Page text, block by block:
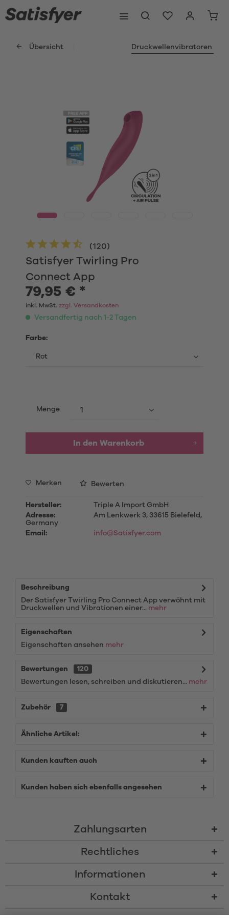
Übersicht Druckwellenvibratoren
Satisfyer Twirling Pro
Connect App
(120)
79,95 € *
inkl. MwSt. zzgl. Versandkosten
Versandfertig nach 1-2 Tagen
Farbe:
Menge
In den Warenkorb
Merken Bewerten
Hersteller:
Triple A Import GmbH
Adresse:
Am Lenkwerk 3, 33615 Bielefeld,
Germany
Email:
info@Satisfyer.com
Beschreibung
Der Satisfyer Twirling Pro Connect App verwöhnt mit
Druckwellen und Vibrationen einer... mehr
Eigenschaften
Eigenschaften ansehen mehr
Bewertungen
120
Bewertungen lesen, schreiben und diskutieren... mehr
Zubehör 7
Ähnliche Artikel:
Kunden kauften auch
Kunden haben sich ebenfalls angesehen
Zahlungsarten
Rechtliches
Informationen
Kontakt